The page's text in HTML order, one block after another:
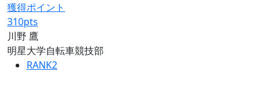
獲得ポイント
310pts
川野 鷹
明星大学自転車競技部
RANK2